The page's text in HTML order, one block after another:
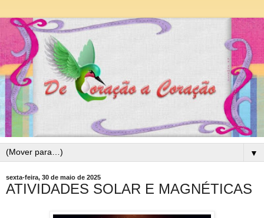
▼
sexta-feira, 30 de maio de 2025
ATIVIDADES SOLAR E MAGNÉTICAS